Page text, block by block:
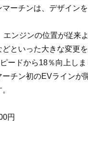
マーチンは、デザイン
エンジンの位置が従来
といった大きな変更
ードから18％向上しま
ーチン初のEVラインが
円